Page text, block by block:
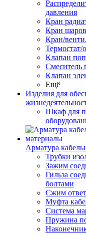
давления
Кран
Кран
Кран/
Термостат/
Клапан
Смеситель
Клапан
Ещё
Изделия для
Шкаф для
Арматура
Трубки
Зажим
Гильза
болтами
Сжим
Муфта
Система
Пружина